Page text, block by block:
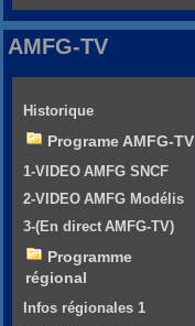
AMFG-TV
Historique
Programe AMFG-TV
1-VIDEO AMFG SNCF
2-VIDEO AMFG Modélis
3-(En direct AMFG-TV)
Programme
régional
Infos régionales 1